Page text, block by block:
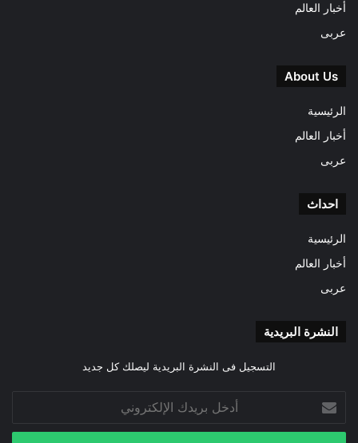
أخبار العالم
عربى
About Us
الرئيسية
أخبار العالم
عربى
احداث
الرئيسية
أخبار العالم
عربى
النشرة البريدية
التسجيل فى النشرة البريدية ليصلك كل جديد
بريدك
الإلكتروني